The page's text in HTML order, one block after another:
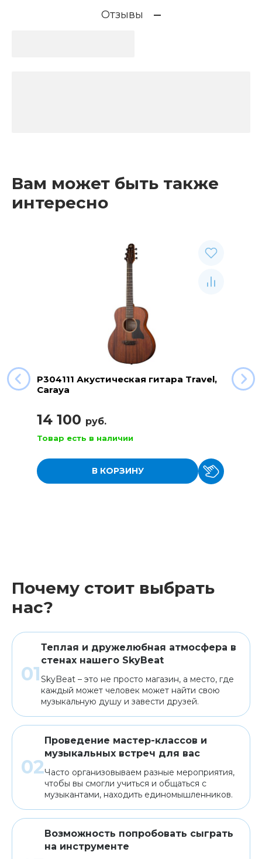
Отзывы
Вам может быть также
интересно
P304111 Акустическая гитара Travel,
Caraya
14 100 руб.
Товар есть в наличии
В КОРЗИНУ
Почему стоит выбрать
нас?
Теплая и дружелюбная атмосфера в
стенах нашего SkyBeat
SkyBeat – это не просто магазин, а место, где
каждый может человек может найти свою
музыкальную душу и завести друзей.
Проведение мастер-классов и
музыкальных встреч для вас
Часто организовываем разные мероприятия,
чтобы вы смогли учиться и общаться с
музыкантами, находить единомышленников.
Возможность попробовать сыграть
на инструменте